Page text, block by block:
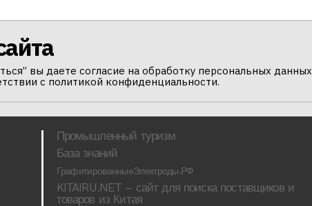
вы даете согласие на обработку персональных данных
с политикой конфиденциальности.
Промышленный туризм
База знаний
ГрафитированныеЭлектроды.РФ
KITAIRU.NET – сайт для поиска поставщиков и
товаров из Китая